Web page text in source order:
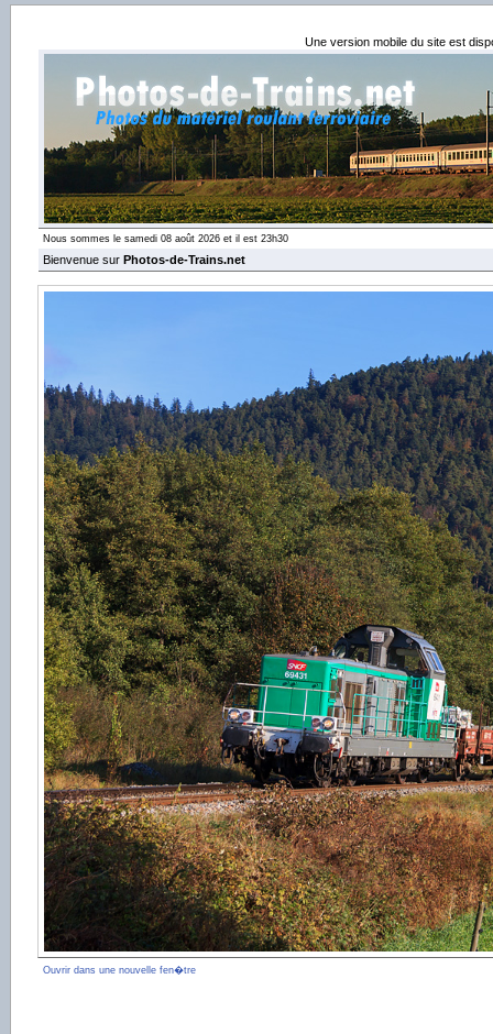
Une version mobile du site est
Nous sommes le samedi 08 août 2026 et il est 23h30
Bienvenue sur Photos-de-Trains.net
Ouvrir dans une nouvelle fen�tre